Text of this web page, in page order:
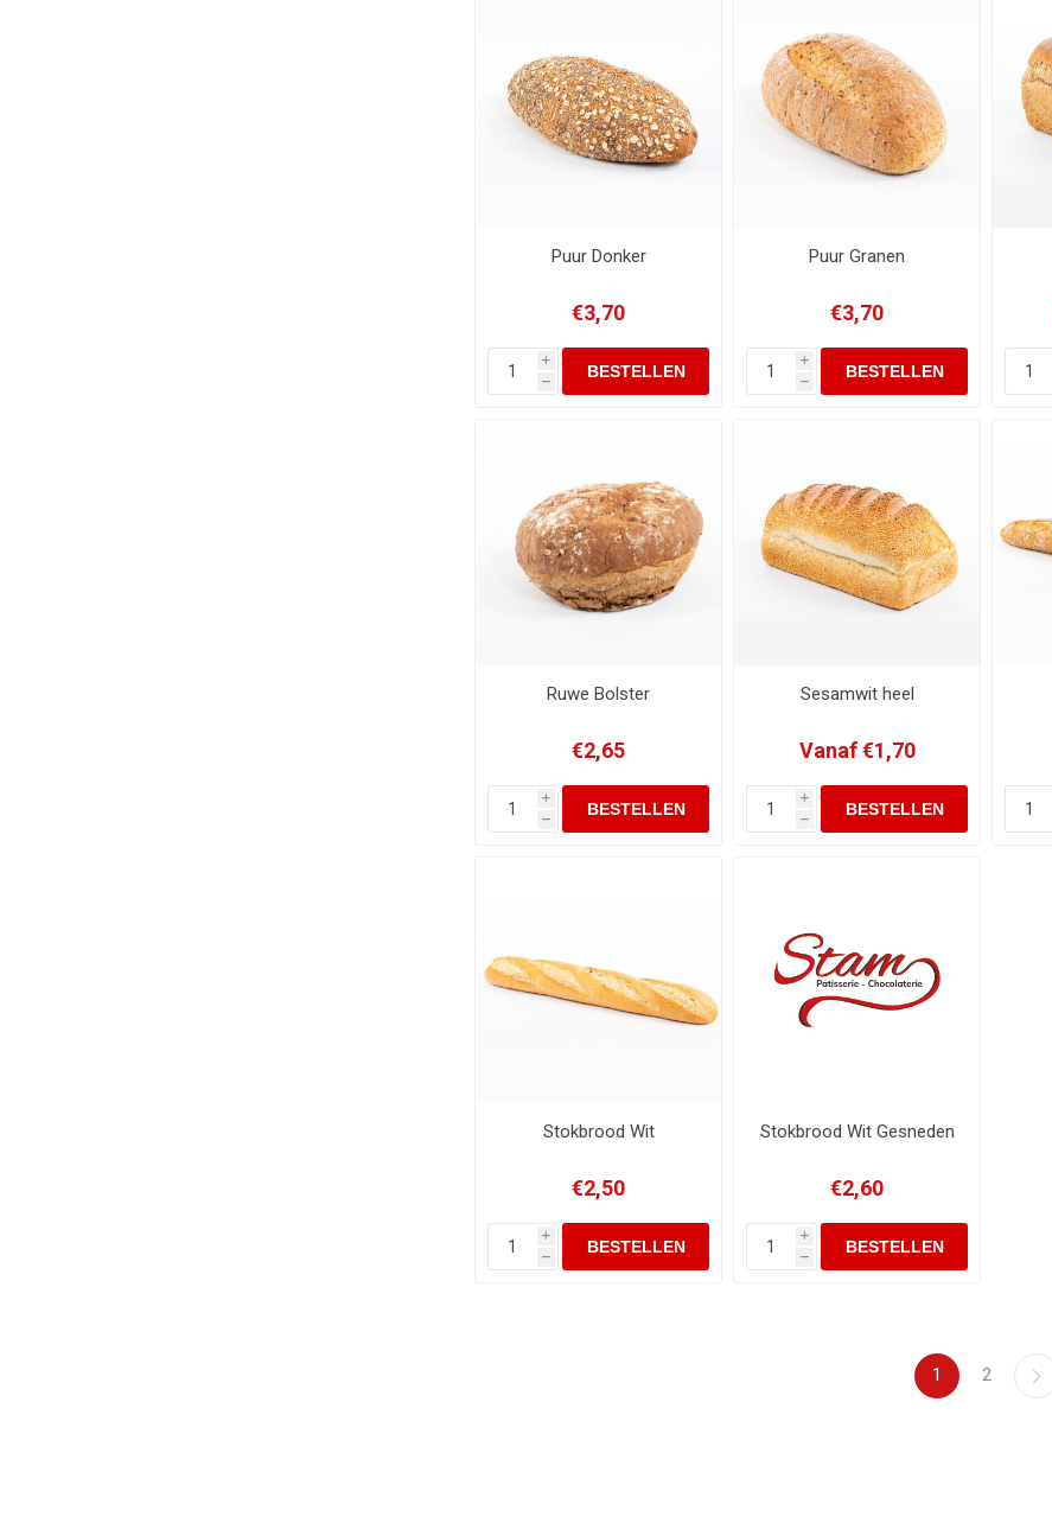
Puur Donker
€3,70
i
h
Puur Granen
€3,70
i
h
Ruwe Bolster
€2,65
i
h
Sesamwit heel
Vanaf €1,70
i
h
Stokbrood Wit
€2,50
i
h
Stokbrood Wit Gesneden
€2,60
i
h
1 2